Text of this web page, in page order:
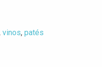
vinos,patés